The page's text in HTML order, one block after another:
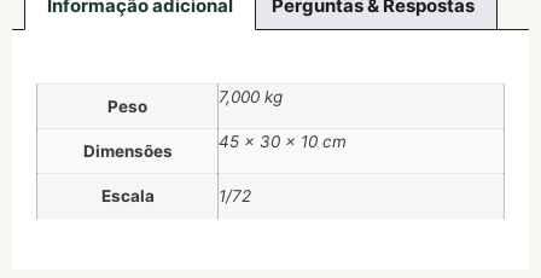
Informação adicional Perguntas & Respostas
Peso 7,000 kg
Dimensões 45 × 30 × 10 cm
Escala 1/72